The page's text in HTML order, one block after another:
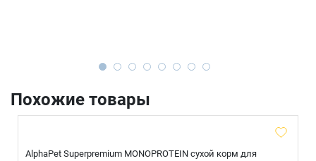
Похожие товары
AlphaPet Superpremium MONOPROTEIN сухой корм для